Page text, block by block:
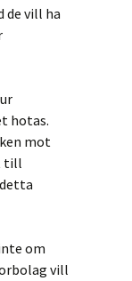
de vill ha
hotas.
mot
till
om
vill